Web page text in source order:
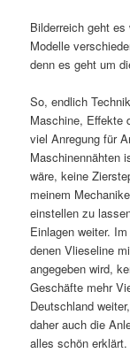
Bilderreich geht
Modelle
denn es geht um
So, endlich
Maschine, Effekte
viel Anregung für
Maschinennähten
wäre, keine
meinem
einstellen zu
Einlagen weiter.
denen Vlieseline
angegeben wird,
Geschäfte mehr
Deutschland
daher auch die
alles schön erklärt.